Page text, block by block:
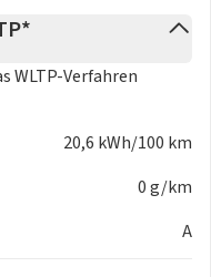
WLTP-Verfahren
20,6 kWh/100 km
0 g/km
A